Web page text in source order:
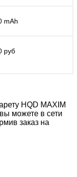
mAh
руб
HQD MAXIM
можете в сети
заказ на